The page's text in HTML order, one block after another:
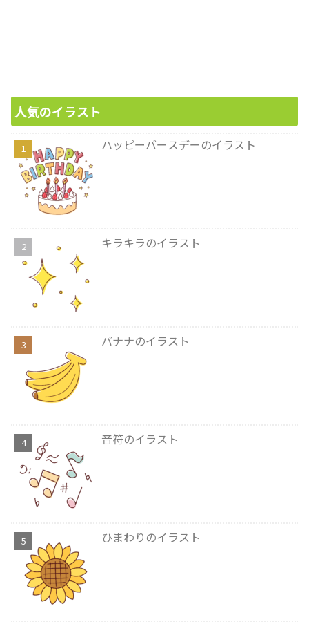
人気のイラスト
ハッピーバースデーのイラスト
キラキラのイラスト
バナナのイラスト
音符のイラスト
ひまわりのイラスト